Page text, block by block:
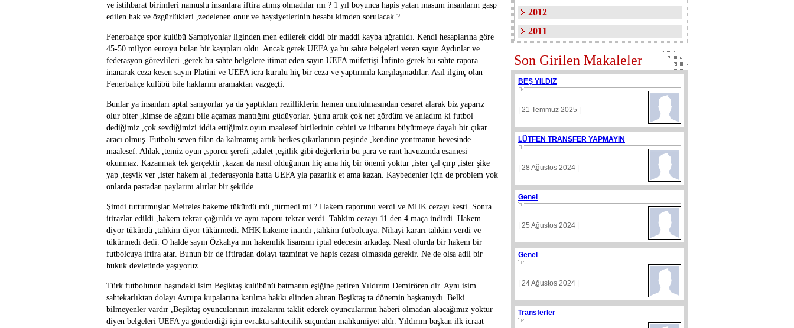
ve istihbarat birimleri namuslu insanlara iftira atmış olmadılar mı ? 1 yıl boyunca hapis yatan masum insanların gasp
edilen hak ve özgürlükleri ,zedelenen onur ve haysiyetlerinin hesabı kimden sorulacak ?
Fenerbahçe spor kulübü Şampiyonlar liginden men edilerek ciddi bir maddi kayba uğratıldı. Kendi hesaplarına göre
45-50 milyon euroyu bulan bir kayıpları oldu. Ancak gerek UEFA ya bu sahte belgeleri veren sayın Aydınlar ve
federasyon görevlileri ,gerek bu sahte belgelere itimat eden sayın UEFA müfettişi İnfinto gerek bu sahte rapora
inanarak ceza kesen sayın Platini ve UEFA icra kurulu hiç bir ceza ve yaptırımla karşılaşmadılar. Asıl ilginç olan
Fenerbahçe kulübü bile haklarını aramaktan vazgeçti.
Bunlar ya insanları aptal sanıyorlar ya da yaptıkları rezilliklerin hemen unutulmasından cesaret alarak biz yaparız
olur biter ,kimse de ağzını bile açamaz mantığını güdüyorlar. Şunu artık çok net gördüm ve anladım ki futbol
dediğimiz ,çok sevdiğimizi iddia ettiğimiz oyun maalesef birilerinin cebini ve itibarını büyütmeye dayalı bir çıkar
aracı olmuş. Futbolu seven filan da kalmamış artık herkes çıkarlarının peşinde ,kendine yontmanın hevesinde
maalesef. Ahlak ,temiz oyun ,sporcu şerefi ,adalet ,eşitlik gibi değerlerin bu para ve rant havuzunda esamesi
okunmaz. Kazanmak tek gerçektir ,kazan da nasıl olduğunun hiç ama hiç bir önemi yoktur ,ister çal çırp ,ister şike
yap ,teşvik ver ,ister hakem al ,federasyonla hatta UEFA yla pazarlık et ama kazan. Kaybedenler için de problem yok
onlarda pastadan paylarını alırlar bir şekilde.
Şimdi tutturmuşlar Meireles hakeme tükürdü mü ,türmedi mi ? Hakem raporunu verdi ve MHK cezayı kesti. Sonra
itirazlar edildi ,hakem tekrar çağırıldı ve aynı raporu tekrar verdi. Tahkim cezayı 11 den 4 maça indirdi. Hakem
diyor tükürdü ,tahkim diyor tükürmedi. MHK hakeme inandı ,tahkim futbolcuya. Nihayi kararı tahkim verdi ve
tükürmedi dedi. O halde sayın Özkahya nın hakemlik lisansını iptal edecesin arkadaş. Nasıl olurda bir hakem bir
futbolcuya iftira atar. Bunun bir de iftiradan dolayı tazminat ve hapis cezası olmasıda gerekir. Ne de olsa adil bir
hukuk devletinde yaşıyoruz.
Türk futbolunun başındaki isim Beşiktaş kulübünü batmanın eşiğine getiren Yıldırım Demirören dir. Aynı isim
sahtekarlıktan dolayı Avrupa kupalarına katılma hakkı elinden alınan Beşiktaş ta dönemin başkanıydı. Belki
bilmeyenler vardır ,Beşiktaş oyuncularının imzalarını taklit ederek oyuncularının haberi olmadan alacağımız yoktur
diyen belgeleri UEFA ya gönderdiği için evrakta sahtecilik suçundan mahkumiyet aldı. Yıldırım başkan ilk icraat
2012
2011
Son Girilen Makaleler
BEŞ YILDIZ
| 21 Temmuz 2025 |
LÜTFEN TRANSFER YAPMAYIN
| 28 Ağustos 2024 |
Genel
| 25 Ağustos 2024 |
Genel
| 24 Ağustos 2024 |
Transferler